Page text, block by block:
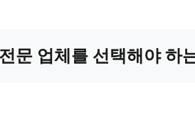
문 업체를 선택해야 하